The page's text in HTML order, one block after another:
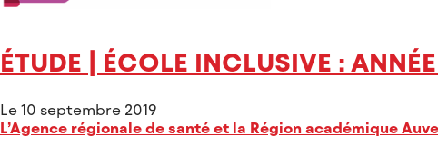
ÉTUDE | ÉCOLE INCLUSIVE :
Le 10 septembre 2019
L’Agence régionale de santé et la Région académique